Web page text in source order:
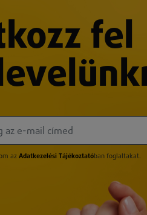
fel
az Adatkezelési Tájékoztatóban foglaltakat.